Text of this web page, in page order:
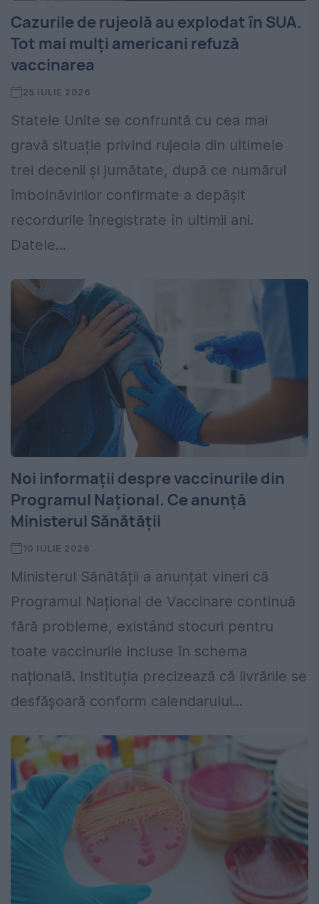
Cazurile de rujeolă au explodat în SUA.
Tot mai mulți americani refuză
vaccinarea
25 IULIE 2026
Statele Unite se confruntă cu cea mai
gravă situație privind rujeola din ultimele
trei decenii și jumătate, după ce numărul
îmbolnăvirilor confirmate a depășit
recordurile înregistrate în ultimii ani.
Datele...
Noi informații despre vaccinurile din
Programul Național. Ce anunță
Ministerul Sănătății
10 IULIE 2026
Ministerul Sănătății a anunțat vineri că
Programul Național de Vaccinare continuă
fără probleme, existând stocuri pentru
toate vaccinurile incluse în schema
națională. Instituția precizează că livrările se
desfășoară conform calendarului...